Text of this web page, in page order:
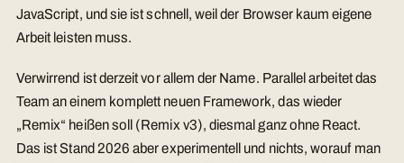
JavaScript, und sie ist schnell, weil der Browser kaum eigene
Arbeit leisten muss.
Verwirrend ist derzeit vor allem der Name. Parallel arbeitet das
Team an einem komplett neuen Framework, das wieder
„Remix“ heißen soll (Remix v3), diesmal ganz ohne React.
Das ist Stand 2026 aber experimentell und nichts, worauf man